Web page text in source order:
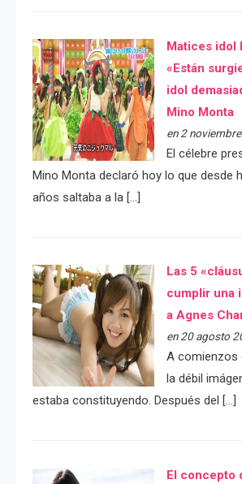
Matices idol
«Están
idol
Mino Monta
en 2
El célebre
Mino Monta declaró hoy lo que desde
años saltaba a la […]
Las 5
cumplir una
a Agnes
en 20 agosto
A comienzos
la débil
estaba constituyendo. Después del […]
El concepto